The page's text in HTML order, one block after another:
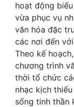
hoạt động
vừa phục vụ
văn hóa đặc
các nơi đến với
Theo kế
chương trình
thời tổ chức
nhạc kịch
sống tinh thần